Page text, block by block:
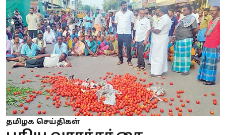
தமிழக செய்திகள்